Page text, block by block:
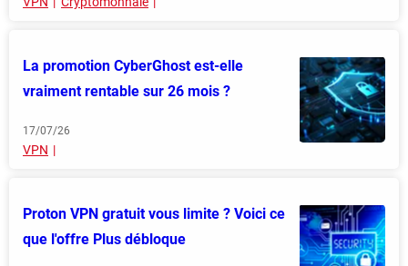
La promotion CyberGhost est-elle
vraiment rentable sur 26 mois ?
17/07/26
VPN
Proton VPN gratuit vous limite ? Voici ce
que l'offre Plus débloque